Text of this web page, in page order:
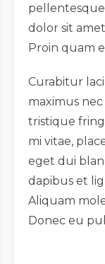
pellentesque
dolor sit
Proin quam
Curabitur
maximus
tristique
mi vitae,
eget dui
dapibus et
Aliquam
Donec eu